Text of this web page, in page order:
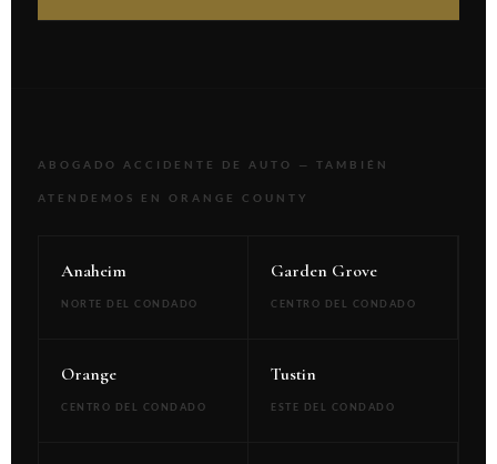
ABOGADO ACCIDENTE DE AUTO — TAMBIÉN
ATENDEMOS EN ORANGE COUNTY
Anaheim
NORTE DEL CONDADO
Garden Grove
CENTRO DEL CONDADO
Orange
CENTRO DEL CONDADO
Tustin
ESTE DEL CONDADO